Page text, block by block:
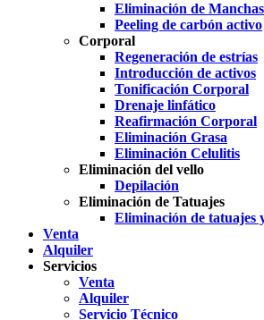
Eliminación de Manchas
Peeling de carbón activo
Corporal
Regeneración de estrías
Introducción de activos
Tonificación Corporal
Drenaje linfático
Reafirmación Corporal
Eliminación Grasa
Eliminación Celulitis
Eliminación del vello
Depilación
Eliminación de Tatuajes
Eliminación de tatuajes
Venta
Alquiler
Servicios
Venta
Alquiler
Servicio Técnico